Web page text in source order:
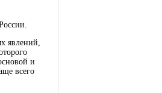
явлений,
и
всего